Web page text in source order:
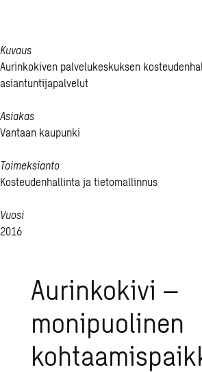
Kuvaus
Aurinkokiven palvelukeskuksen
asiantuntijapalvelut
Asiakas
Vantaan kaupunki
Toimeksianto
Kosteudenhallinta ja tietomallinnus
Vuosi
2016
Aurinkokivi –
monipuolinen